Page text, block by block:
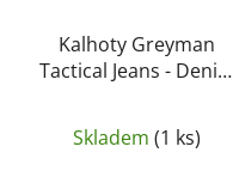
Kalhoty Greyman
Tactical Jeans - Denim
HELIKON
Skladem (1 ks)